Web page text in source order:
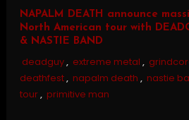
NAPALM DEATH announce
North American tour with
& NASTIE BAND
deadguy, extreme metal ,
deathfest, napalm death , nastie
tour, primitive man